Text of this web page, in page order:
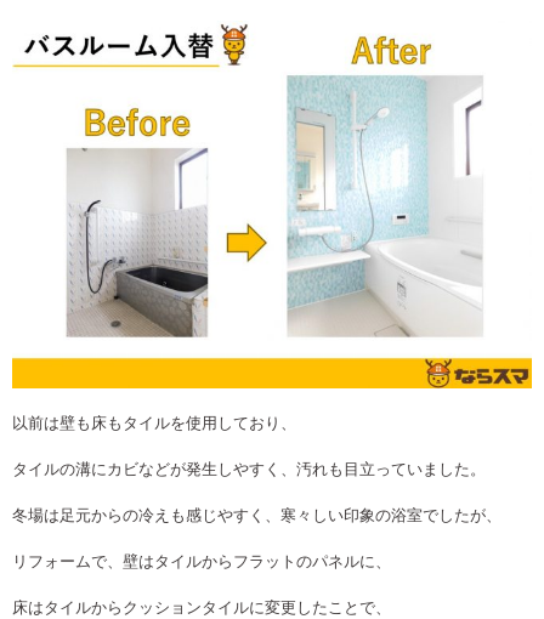
以前は壁も床もタイルを使用しており、
タイルの溝にカビなどが発生しやすく、汚れも目立っていました。
冬場は足元からの冷えも感じやすく、寒々しい印象の浴室でしたが、
リフォームで、壁はタイルからフラットのパネルに、
床はタイルからクッションタイルに変更したことで、